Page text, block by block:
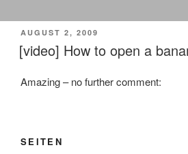
VERÖFFENTLICHT
AM
AUGUST 2, 2009
[video] How to open a
Amazing – no further comment:
SEITEN